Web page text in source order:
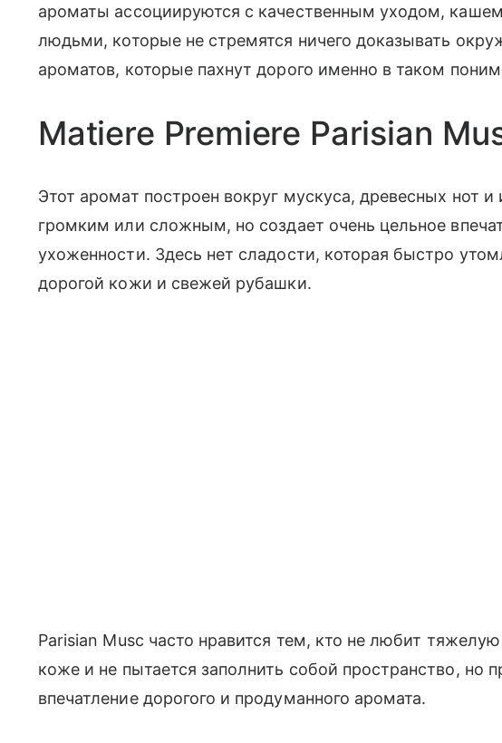
ароматы ассоциируются с качественным уходом,
людьми, которые не стремятся ничего доказывать
ароматов, которые пахнут дорого именно в таком
Matiere Premiere Parisian
Этот аромат построен вокруг мускуса, древесных нот
громким или сложным, но создает очень цельное
ухоженности. Здесь нет сладости, которая быстро
дорогой кожи и свежей рубашки.
Parisian Musc часто нравится тем, кто не любит
коже и не пытается заполнить собой пространство, но
впечатление дорогого и продуманного аромата.